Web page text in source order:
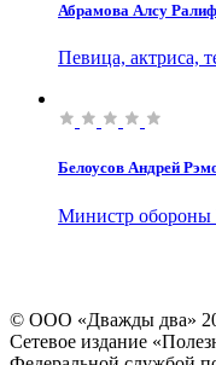
Абрамова Алсу
Певица, актриса,
Белоусов Андрей
Министр
© ООО «Дважды два»
Сетевое издание